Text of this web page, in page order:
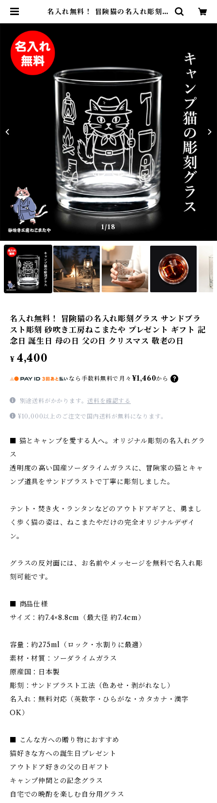
名入れ無料！ 冒険猫の名入れ彫刻グ
念日 誕生日 母の日 父の日 クリスマ
ス 敬老の日 | 名入れ専門店 砂吹き
1/18
名入れ無料！ 冒険猫の名入れ彫刻グラス サンドブラ
スト彫刻 砂吹き工房ねこまたや プレゼント ギフト 記
念日 誕生日 母の日 父の日 クリスマス 敬老の日
¥ 4,400
なら 手数料無料で 月々 ¥1,460から
別途送料がかかります。送料を確認する
¥10,000以上のご注文で国内送料が無料になります。
■ 猫とキャンプを愛する人へ。オリジナル彫刻の名入れグラ
ス
透明度の高い国産ソーダライムガラスに、冒険家の猫とキャ
ンプ道具をサンドブラストで丁寧に彫刻しました。
テント・焚き火・ランタンなどのアウトドアギアと、勇まし
く歩く猫の姿は、ねこまたやだけの完全オリジナルデザイ
ン。
グラスの反対面には、お名前やメッセージを無料で名入れ彫
刻可能です。
■ 商品仕様
サイズ：約7.4×8.8cm（最大径 約7.4cm）
容量：約275ml（ロック・水割りに最適）
素材・材質：ソーダライムガラス
原産国：日本製
彫刻：サンドブラスト工法（色あせ・剥がれなし）
名入れ：無料対応（英数字・ひらがな・カタカナ・漢字
OK）
■ こんな方への贈り物におすすめ
猫好きな方への誕生日プレゼント
アウトドア好きの父の日ギフト
キャンプ仲間との記念グラス
自宅での晩酌を楽しむ自分用グラス